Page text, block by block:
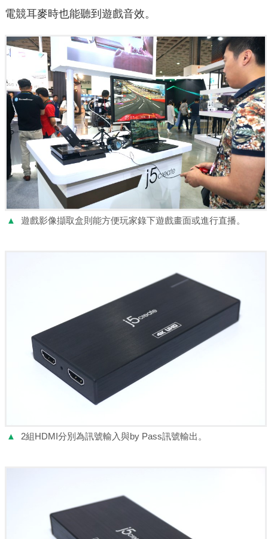
電競耳麥時也能聽到遊戲音效。
▲ 遊戲影像擷取盒則能方便玩家錄下遊戲畫面或進行直播。
▲ 2組HDMI分別為訊號輸入與by Pass訊號輸出。